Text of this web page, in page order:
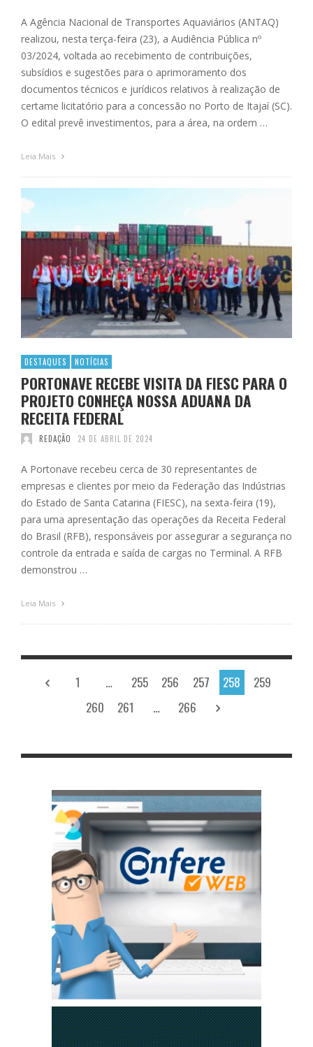
A Agência Nacional de Transportes Aquaviários (ANTAQ)
realizou, nesta terça-feira (23), a Audiência Pública nº
03/2024, voltada ao recebimento de contribuições,
subsídios e sugestões para o aprimoramento dos
documentos técnicos e jurídicos relativos à realização de
certame licitatório para a concessão no Porto de Itajaí (SC).
O edital prevê investimentos, para a área, na ordem …
Leia Mais
DESTAQUES NOTÍCIAS
PORTONAVE RECEBE VISITA DA FIESC PARA O
PROJETO CONHEÇA NOSSA ADUANA DA
RECEITA FEDERAL
REDAÇÃO 24 DE ABRIL DE 2024
A Portonave recebeu cerca de 30 representantes de
empresas e clientes por meio da Federação das Indústrias
do Estado de Santa Catarina (FIESC), na sexta-feira (19),
para uma apresentação das operações da Receita Federal
do Brasil (RFB), responsáveis por assegurar a segurança no
controle da entrada e saída de cargas no Terminal. A RFB
demonstrou …
Leia Mais
1 … 255 256 257 258
259
260
261 … 266